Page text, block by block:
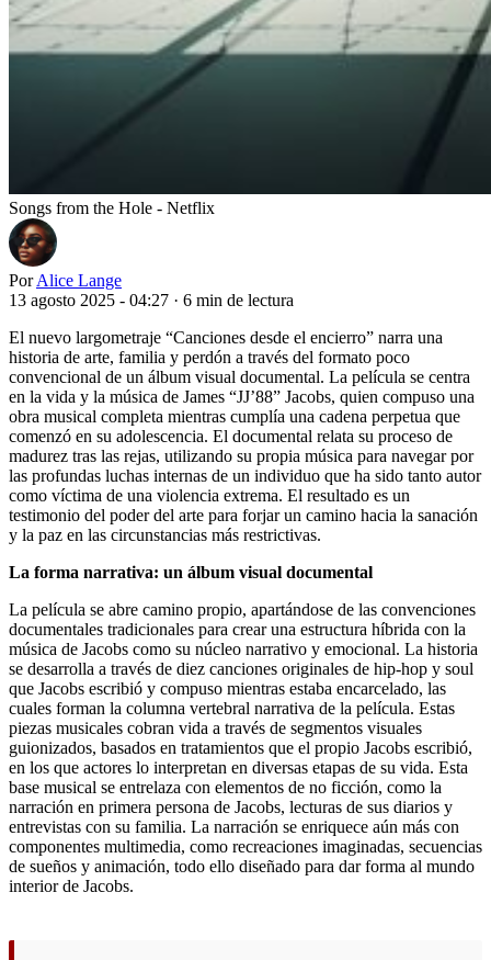
Songs from the Hole - Netflix
Por Alice Lange
13 agosto 2025 - 04:27 · 6 min de lectura
El nuevo largometraje “Canciones desde el encierro” narra una
historia de arte, familia y perdón a través del formato poco
convencional de un álbum visual documental. La película se centra
en la vida y la música de James “JJ’88” Jacobs, quien compuso una
obra musical completa mientras cumplía una cadena perpetua que
comenzó en su adolescencia. El documental relata su proceso de
madurez tras las rejas, utilizando su propia música para navegar por
las profundas luchas internas de un individuo que ha sido tanto autor
como víctima de una violencia extrema. El resultado es un
testimonio del poder del arte para forjar un camino hacia la sanación
y la paz en las circunstancias más restrictivas.
La forma narrativa: un álbum visual documental
La película se abre camino propio, apartándose de las convenciones
documentales tradicionales para crear una estructura híbrida con la
música de Jacobs como su núcleo narrativo y emocional. La historia
se desarrolla a través de diez canciones originales de hip-hop y soul
que Jacobs escribió y compuso mientras estaba encarcelado, las
cuales forman la columna vertebral narrativa de la película. Estas
piezas musicales cobran vida a través de segmentos visuales
guionizados, basados en tratamientos que el propio Jacobs escribió,
en los que actores lo interpretan en diversas etapas de su vida. Esta
base musical se entrelaza con elementos de no ficción, como la
narración en primera persona de Jacobs, lecturas de sus diarios y
entrevistas con su familia. La narración se enriquece aún más con
componentes multimedia, como recreaciones imaginadas, secuencias
de sueños y animación, todo ello diseñado para dar forma al mundo
interior de Jacobs.